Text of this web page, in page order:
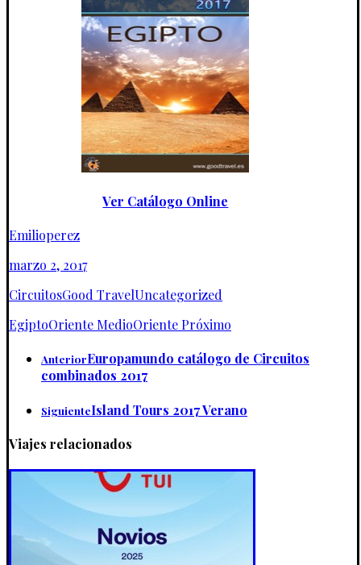
Ver Catálogo Online
Emilioperez
marzo 2, 2017
CircuitosGood TravelUncategorized
EgiptoOriente MedioOriente Próximo
AnteriorEuropamundo catálogo de Circuitos
combinados 2017
SiguienteIsland Tours 2017 Verano
Viajes relacionados